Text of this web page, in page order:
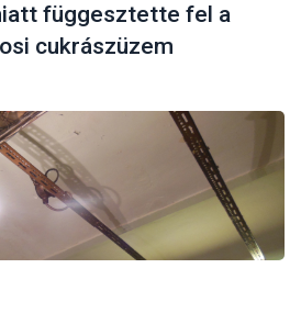
függesztette fel a
cukrászüzem